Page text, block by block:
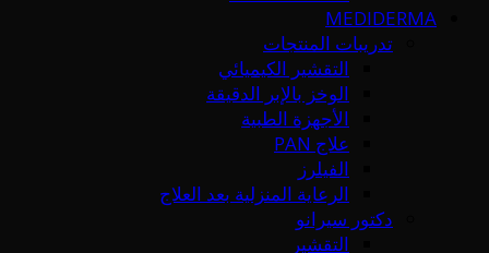
MEDIDERMA
تدريبات المنتجات
التقشير الكيميائي
الوخز بالإبر الدقيقة
الأجهزة الطبية
علاج PAN
الفيلرز
الرعاية المنزلية بعد العلاج
دكتور سيرانو
التقشير